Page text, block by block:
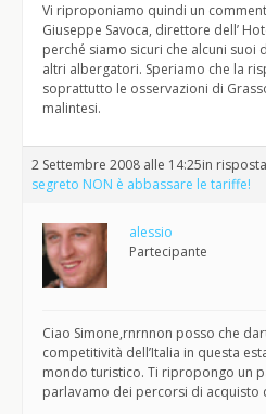
Vi riproponiamo quindi un
Giuseppe Savoca, direttore dell’
perché siamo sicuri che alcuni suoi
altri albergatori. Speriamo che la
soprattutto le osservazioni di
malintesi.
2 Settembre 2008 alle 14:25in
segreto NON è abbassare le tariffe!
alessio
Partecipante
Ciao Simone,rnrnnon posso che
competitività dell’Italia in questa
mondo turistico. Ti ripropongo un
parlavamo dei percorsi di acquisto